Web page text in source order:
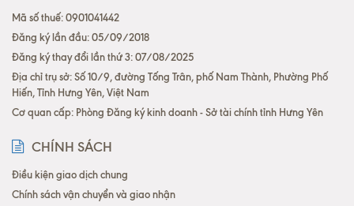
Mã số thuế: 0901041442
Đăng ký lần đầu: 05/09/2018
Đăng ký thay đổi lần thứ 3: 07/08/2025
Địa chỉ trụ sở: Số 10/9, đường Tống Trân, phố Nam Thành, Phường Phố
Hiến, Tỉnh Hưng Yên, Việt Nam
Cơ quan cấp: Phòng Đăng ký kinh doanh - Sở tài chính tỉnh Hưng Yên
CHÍNH SÁCH
Điều kiện giao dịch chung
Chính sách vận chuyển và giao nhận